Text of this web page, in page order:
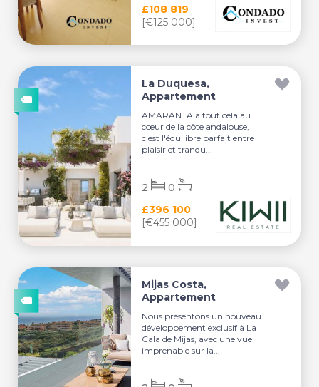
£108 819
[€125 000]
La Duquesa,
Appartement
AMARANTA a tout cela au
cœur de la côte andalouse,
c'est l'équilibre parfait entre
plaisir et tranqu...
£396 100
[€455 000]
2 0
Mijas Costa,
Appartement
Nous présentons un nouveau
développement exclusif à La
Cala de Mijas, avec une vue
imprenable sur la...